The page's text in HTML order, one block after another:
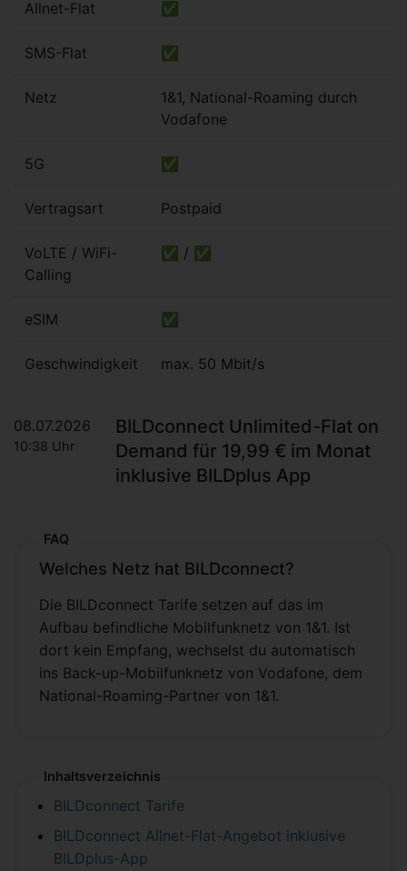
Allnet-Flat ✅
SMS-Flat ✅
Netz
1&1, National-Roaming durch
Vodafone
5G ✅
Vertragsart Postpaid
VoLTE / WiFi-
Calling
✅ / ✅
eSIM ✅
Geschwindigkeit max. 50 Mbit/s
08.07.2026
10:38 Uhr
BILDconnect Unlimited-Flat on
Demand für 19,99 € im Monat
inklusive BILDplus App
FAQ
Welches Netz hat BILDconnect?
Die BILDconnect Tarife setzen auf das im
Aufbau befindliche Mobilfunknetz von 1&1. Ist
dort kein Empfang, wechselst du automatisch
ins Back-up-Mobilfunknetz von Vodafone, dem
National-Roaming-Partner von 1&1.
Inhaltsverzeichnis
BILDconnect Tarife
BILDconnect Allnet-Flat-Angebot inklusive
BILDplus-App